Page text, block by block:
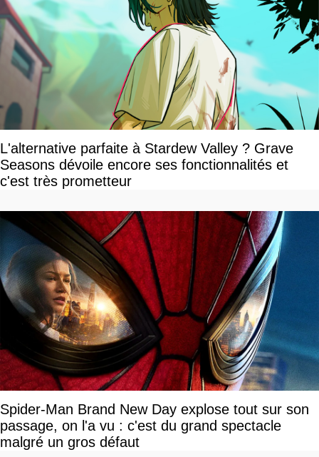
L'alternative parfaite à Stardew Valley ? Grave
Seasons dévoile encore ses fonctionnalités et
c'est très prometteur
Spider-Man Brand New Day explose tout sur son
passage, on l'a vu : c'est du grand spectacle
malgré un gros défaut